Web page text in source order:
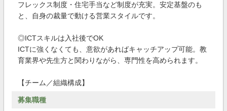
フレックス制度・住宅手当など制度が充実。安定基盤のも
と、自身の裁量で動ける営業スタイルです。
◎ICTスキルは入社後でOK
ICTに強くなくても、意欲があればキャッチアップ可能。教
育業界や先生方と関わりながら、専門性を高められます。
【チーム／組織構成】
募集職種